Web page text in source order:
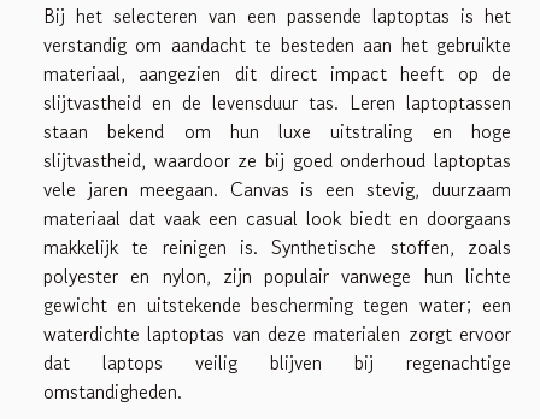
Bij het selecteren van een passende laptoptas is het
verstandig om aandacht te besteden aan het gebruikte
materiaal, aangezien dit direct impact heeft op de
slijtvastheid en de levensduur tas. Leren laptoptassen
staan bekend om hun luxe uitstraling en hoge
slijtvastheid, waardoor ze bij goed onderhoud laptoptas
vele jaren meegaan. Canvas is een stevig, duurzaam
materiaal dat vaak een casual look biedt en doorgaans
makkelijk te reinigen is. Synthetische stoffen, zoals
polyester en nylon, zijn populair vanwege hun lichte
gewicht en uitstekende bescherming tegen water; een
waterdichte laptoptas van deze materialen zorgt ervoor
dat laptops veilig blijven bij regenachtige
omstandigheden.